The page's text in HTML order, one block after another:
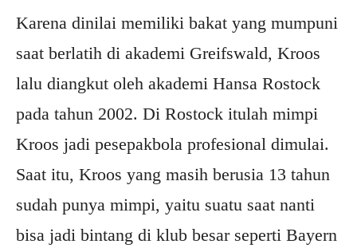
Karena dinilai memiliki bakat yang mumpuni
saat berlatih di akademi Greifswald, Kroos
lalu diangkut oleh akademi Hansa Rostock
pada tahun 2002. Di Rostock itulah mimpi
Kroos jadi pesepakbola profesional dimulai.
Saat itu, Kroos yang masih berusia 13 tahun
sudah punya mimpi, yaitu suatu saat nanti
bisa jadi bintang di klub besar seperti Bayern